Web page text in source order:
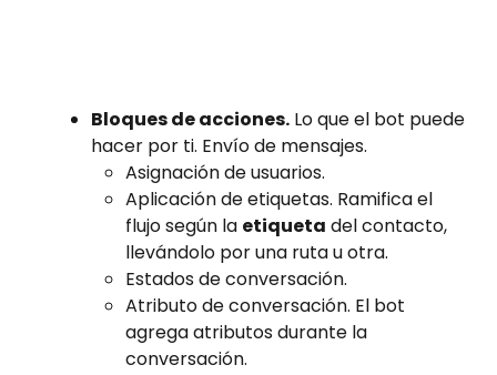
Bloques de acciones. Lo que el bot puede
hacer por ti. Envío de mensajes.
Asignación de usuarios.
Aplicación de etiquetas. Ramifica el
flujo según la etiqueta del contacto,
llevándolo por una ruta u otra.
Estados de conversación.
Atributo de conversación. El bot
agrega atributos durante la
conversación.